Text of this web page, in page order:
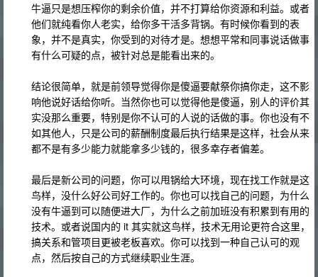
牛逼只是想压榨你的剩余价值，并不打算给你资源和利益。或者
他们就纯看你人老实，给你多干活多背锅。有时候你看到的表
象，并不是真实，你受到的对待才是。想想平常和同事说话做事
有什么可疑的点，被针对总是能看出来的。
结论很简单，就是前领导觉得你是傻逼要献祭你搞你走，这不影
响他说好话给你听。当然你也可以觉得他是傻逼，别人的评价其
实没那么重要，特别是你不认可的人说的话做的事。你也没有不
如其他人，只是公司的薪酬制度最后执行结果是这样，社会从来
都不是有多少能力就能拿多少钱的，很多幸存者偏差。
最后是新公司的问题，你可以甩锅给大环境，现在找工作就是这
鸟样，没什么好公司好工作的。你也可以找自己的问题，为什么
没有牛逼到可以随便进大厂，为什么之前加班没有积累到有用的
技术。或者说国内的 it 其实就这鸟样，技术无用论更符合这里，
搞关系和管项目更被老板喜欢。你可以找到一种自己认可的观
点，然后按自己的方式继续职业生涯。